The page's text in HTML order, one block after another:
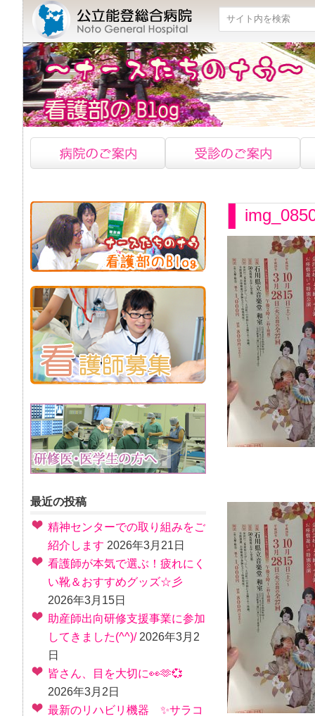
検索
最近の投稿
精神センターでの取り組みをご
紹介します 2026年3月21日
看護師が本気で選ぶ！疲れにく
い靴＆おすすめグッズ☆彡
2026年3月15日
助産師出向研修支援事業に参加
してきました(^^)/ 2026年3月2
日
皆さん、目を大切に👀🫶💞
2026年3月2日
最新のリハビリ機器 ✨サラコ